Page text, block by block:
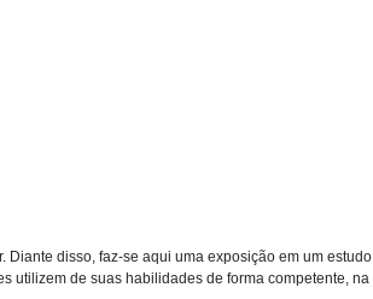
disso, faz-se aqui uma exposição em um estudo
utilizem de suas habilidades de forma competente, na